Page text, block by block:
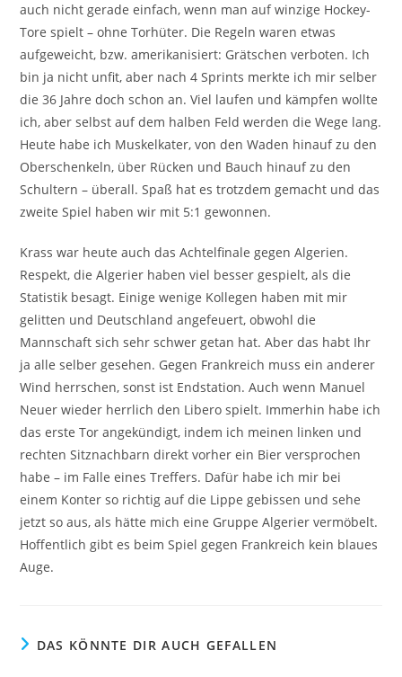
auch nicht gerade einfach, wenn man auf winzige Hockey-
Tore spielt – ohne Torhüter. Die Regeln waren etwas
aufgeweicht, bzw. amerikanisiert: Grätschen verboten. Ich
bin ja nicht unfit, aber nach 4 Sprints merkte ich mir selber
die 36 Jahre doch schon an. Viel laufen und kämpfen wollte
ich, aber selbst auf dem halben Feld werden die Wege lang.
Heute habe ich Muskelkater, von den Waden hinauf zu den
Oberschenkeln, über Rücken und Bauch hinauf zu den
Schultern – überall. Spaß hat es trotzdem gemacht und das
zweite Spiel haben wir mit 5:1 gewonnen.
Krass war heute auch das Achtelfinale gegen Algerien.
Respekt, die Algerier haben viel besser gespielt, als die
Statistik besagt. Einige wenige Kollegen haben mit mir
gelitten und Deutschland angefeuert, obwohl die
Mannschaft sich sehr schwer getan hat. Aber das habt Ihr
ja alle selber gesehen. Gegen Frankreich muss ein anderer
Wind herrschen, sonst ist Endstation. Auch wenn Manuel
Neuer wieder herrlich den Libero spielt. Immerhin habe ich
das erste Tor angekündigt, indem ich meinen linken und
rechten Sitznachbarn direkt vorher ein Bier versprochen
habe – im Falle eines Treffers. Dafür habe ich mir bei
einem Konter so richtig auf die Lippe gebissen und sehe
jetzt so aus, als hätte mich eine Gruppe Algerier vermöbelt.
Hoffentlich gibt es beim Spiel gegen Frankreich kein blaues
Auge.
DAS KÖNNTE DIR AUCH GEFALLEN